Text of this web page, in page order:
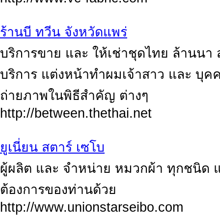
ร้านบี ทวีน จังหวัดแพร่
บริการขาย และ ให้เช่าชุดไทย ล้านน
บริการ แต่งหน้าทำผมเจ้าสาว และ บุ
ถ่ายภาพในพิธีสำคัญ ต่างๆ
http://between.thethai.net
ยูเนี่ยน สตาร์ เซโบ
ผู้ผลิต และ จำหน่าย หมวกผ้า ทุกชนิด
ต้องการของท่านด้วย
http://www.unionstarseibo.com